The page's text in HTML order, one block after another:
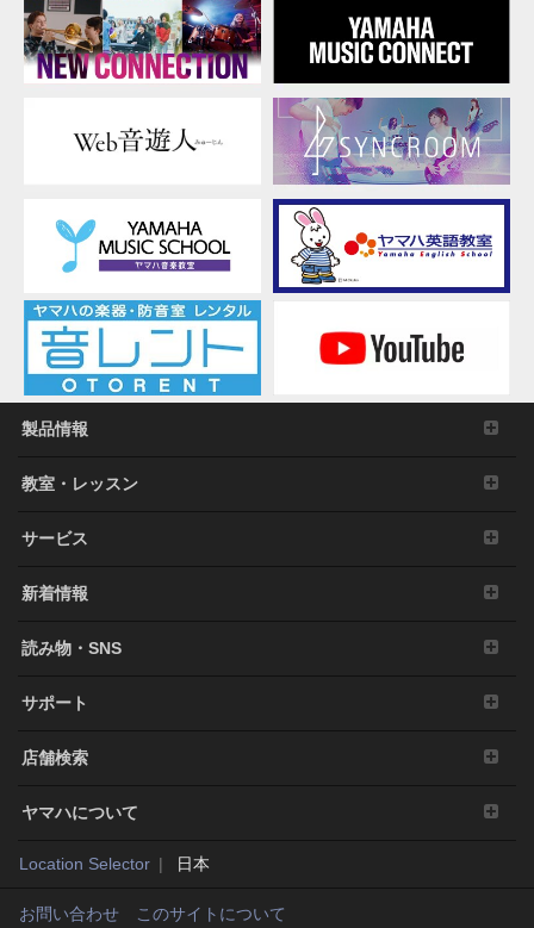
製品情報
教室・レッスン
サービス
新着情報
読み物・SNS
サポート
店舗検索
ヤマハについて
Location Selector 日本
お問い合わせ
このサイトについて